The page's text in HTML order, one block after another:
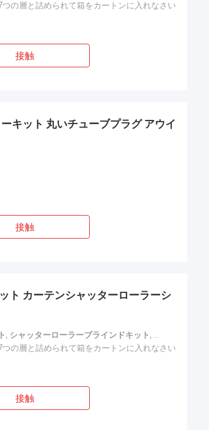
の層と詰められて箱をカートンに入れなさい
接触
キット 丸いチューブプラグ アウイ
接触
ト カーテンシャッターローラーシ
, シャッターローラーブラインドキット ,
の層と詰められて箱をカートンに入れなさい
接触